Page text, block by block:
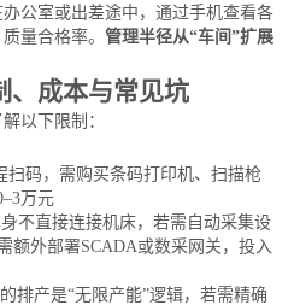
公室或出差途中，通过手机查看各
量合格率。 管理半径从“车间”扩展
、成本与常见坑
以下限制：
扫码，需购买条码打印机、扫描枪
万元
身不直接连接机床，若需自动采集设
额外部署SCADA或数采网关，投入
排产是“无限产能”逻辑，若需精确